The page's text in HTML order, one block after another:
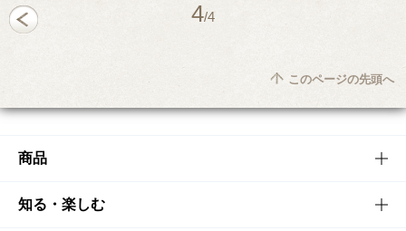
4/4
このページの先頭へ
商品
商品TOP
知る・楽しむ